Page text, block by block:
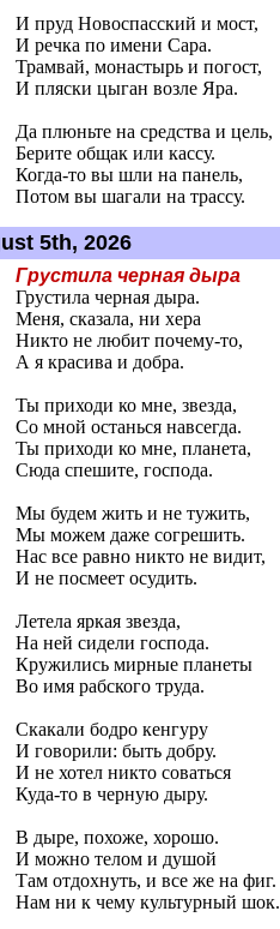
И пруд Новоспасский и мост,
И речка по имени Сара.
Трамвай, монастырь и погост,
И пляски цыган возле Яра.
Да плюньте на средства и цель,
Берите общак или кассу.
Когда-то вы шли на панель,
Потом вы шагали на трассу.
5th, 2026
Грустила черная дыра
Грустила черная дыра.
Меня, сказала, ни хера
Никто не любит почему-то,
А я красива и добра.
Ты приходи ко мне, звезда,
Со мной останься навсегда.
Ты приходи ко мне, планета,
Сюда спешите, господа.
Мы будем жить и не тужить,
Мы можем даже согрешить.
Нас все равно никто не видит,
И не посмеет осудить.
Летела яркая звезда,
На ней сидели господа.
Кружились мирные планеты
Во имя рабского труда.
Скакали бодро кенгуру
И говорили: быть добру.
И не хотел никто соваться
Куда-то в черную дыру.
В дыре, похоже, хорошо.
И можно телом и душой
Там отдохнуть, и все же на фиг.
Нам ни к чему культурный шок.